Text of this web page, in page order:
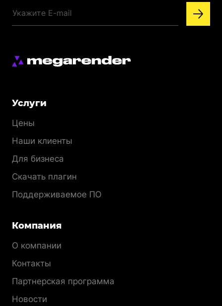
Меню
Услуги
Цены
Наши клиенты
Для бизнеса
Скачать плагин
Поддерживаемое ПО
Компания
О компании
Контакты
Партнерская программа
Новости